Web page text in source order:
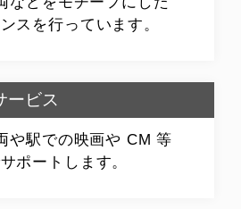
スを行っています。
ービス
や駅での映画や CM 等
ポートします。